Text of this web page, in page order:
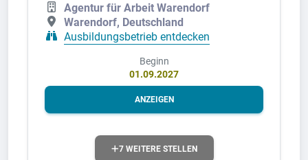
Agentur für Arbeit Warendorf
Warendorf, Deutschland
Ausbildungsbetrieb entdecken
Beginn
01.09.2027
ANZEIGEN
7 WEITERE STELLEN